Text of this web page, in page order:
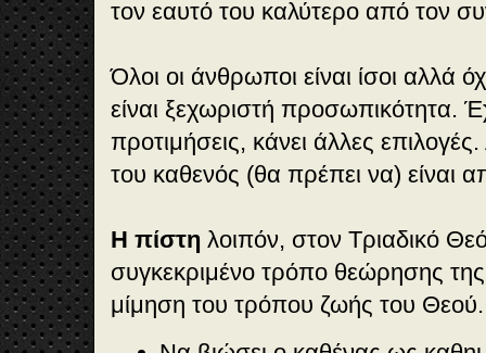
τον εαυτό του καλύτερο από τον
Όλοι οι άνθρωποι είναι ίσοι αλλά
είναι ξεχωριστή προσωπικότητα.
προτιμήσεις, κάνει άλλες
του καθενός (θα πρέπει να) είναι
Η πίστη λοιπόν, στον Τριαδικό
συγκεκριμένο τρόπο θεώρησης
μίμηση του τρόπου ζωής του Θεού.